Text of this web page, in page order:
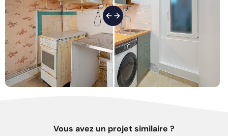
Vous avez un projet similaire ?